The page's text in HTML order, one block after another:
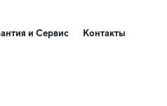
и Сервис Контакты